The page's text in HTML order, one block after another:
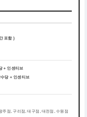
포함 )
+ 인센티브
당 + 인센티브
주점, 구리점, 대구점, 대전점, 수원점